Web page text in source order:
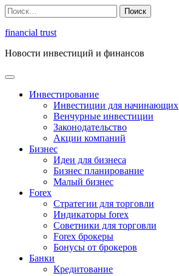
Перейти
к
содержимому
Найти:
financial trust
Новости инвестиций и финансов
Инвестирование
Инвестиции для начинающих
Венчурные инвестиции
Законодательство
Акции компаний
Бизнес
Идеи для бизнеса
Бизнес планирование
Малый бизнес
Forex
Стратегии для торговли
Индикаторы forex
Советники для торговли
Forex брокеры
Бонусы от брокеров
Банки
Кредитование